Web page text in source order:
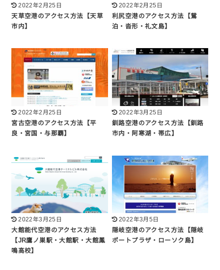
2022年2月25日
天草空港のアクセス方法【天草
市内】
2022年2月25日
利尻空港のアクセス方法【鴛
泊・沓形・礼文島】
2022年2月25日
宮古空港のアクセス方法【平
良・宮国・与那覇】
2022年3月25日
釧路空港のアクセス方法【釧路
市内・阿寒湖・帯広】
2022年3月25日
大館能代空港のアクセス方法
【JR鷹ノ巣駅・大館駅・大館鳳
鳴高校】
2022年3月5日
隠岐空港のアクセス方法【隠岐
ポートプラザ・ローソク島】